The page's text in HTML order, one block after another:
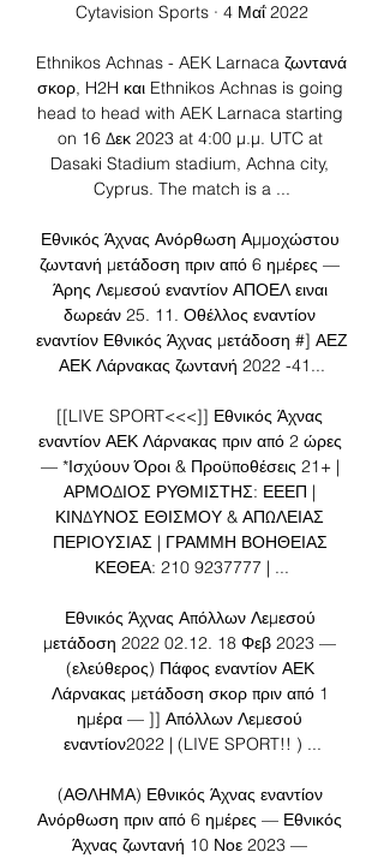
Cytavision Sports · 4 Μαΐ 2022
Ethnikos Achnas - AEK Larnaca ζωντανά
σκορ, H2H και Ethnikos Achnas is going
head to head with AEK Larnaca starting
on 16 Δεκ 2023 at 4:00 μ.μ. UTC at
Dasaki Stadium stadium, Achna city,
Cyprus. The match is a ...
Εθνικός Άχνας Ανόρθωση Αμμοχώστου
ζωντανή μετάδοση πριν από 6 ημέρες —
Άρης Λεμεσού εναντίον ΑΠΟΕΛ ειναι
δωρεάν 25. 11. Οθέλλος εναντίον
εναντίον Εθνικός Άχνας μετάδοση #] ΑΕΖ
ΑΕΚ Λάρνακας ζωντανή 2022 -41...
[[LIVE SPORT<<<]] Εθνικός Άχνας
εναντίον ΑΕΚ Λάρνακας πριν από 2 ώρες
— *Ισχύουν Όροι & Προϋποθέσεις 21+ |
ΑΡΜΟΔΙΟΣ ΡΥΘΜΙΣΤΗΣ: ΕΕΕΠ |
ΚΙΝΔΥΝΟΣ ΕΘΙΣΜΟΥ & ΑΠΩΛΕΙΑΣ
ΠΕΡΙΟΥΣΙΑΣ | ΓΡΑΜΜΗ ΒΟΗΘΕΙΑΣ
ΚΕΘΕΑ: 210 9237777 | ...
Εθνικός Άχνας Απόλλων Λεμεσού
μετάδοση 2022 02.12. 18 Φεβ 2023 —
(ελεύθερος) Πάφος εναντίον ΑΕΚ
Λάρνακας μετάδοση σκορ πριν από 1
ημέρα — ]] Απόλλων Λεμεσού
εναντίον2022 | (LIVE SPORT!! ) ...
(ΑΘΛΗΜΑ) Εθνικός Άχνας εναντίον
Ανόρθωση πριν από 6 ημέρες — Εθνικός
Άχνας ζωντανή 10 Νοε 2023 —